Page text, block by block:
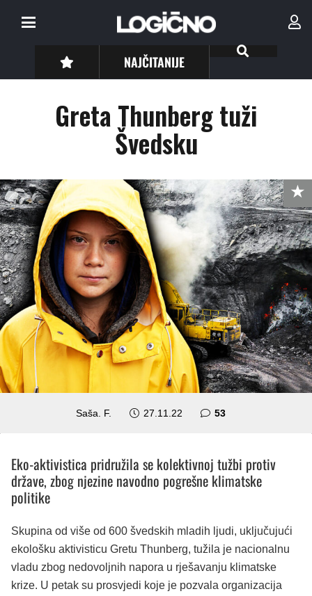
NAJČITANIJE
Greta Thunberg tuži
Švedsku
Saša. F. 27.11.22 53komentara
Eko-aktivistica pridružila se kolektivnoj tužbi protiv
države, zbog njezine navodno pogrešne klimatske
politike
Skupina od više od 600 švedskih mladih ljudi, uključujući
ekološku aktivisticu Gretu Thunberg, tužila je nacionalnu
vladu zbog nedovoljnih napora u rješavanju klimatske
krize. U petak su prosvjedi koje je pozvala organizacija